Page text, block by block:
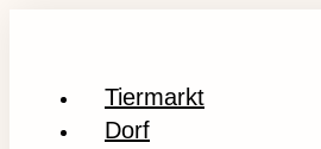
Tiermarkt
Dorf